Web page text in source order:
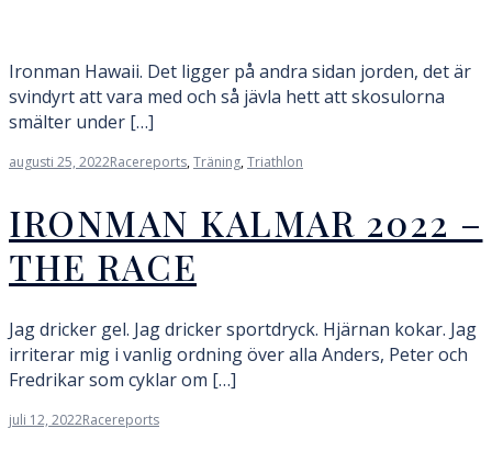
Ironman Hawaii. Det ligger på andra sidan jorden, det är
svindyrt att vara med och så jävla hett att skosulorna
smälter under […]
augusti 25, 2022Racereports,Träning,Triathlon
IRONMAN KALMAR 2022 –
THE RACE
Jag dricker gel. Jag dricker sportdryck. Hjärnan kokar. Jag
irriterar mig i vanlig ordning över alla Anders, Peter och
Fredrikar som cyklar om […]
juli 12, 2022Racereports